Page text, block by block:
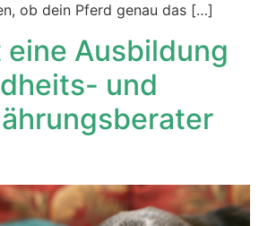
ob dein Pferd genau das […]
eine Ausbildung
und